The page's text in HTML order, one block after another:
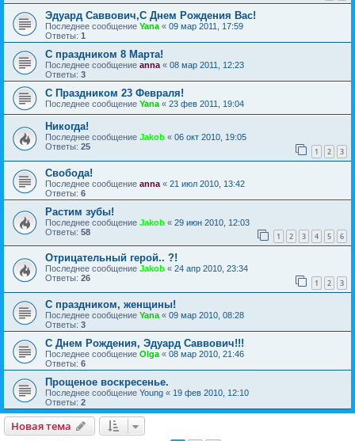
Эдуард Саввович,С Днем Рождения Вас!
Последнее сообщение Yana « 09 мар 2011, 17:59
Ответы: 1
С праздником 8 Марта!
Последнее сообщение anna « 08 мар 2011, 12:23
Ответы: 3
С Праздником 23 Февраля!
Последнее сообщение Yana « 23 фев 2011, 19:04
Никогда!
Последнее сообщение Jakob « 06 окт 2010, 19:05
Ответы: 25 1 2 3
Свобода!
Последнее сообщение anna « 21 июл 2010, 13:42
Ответы: 6
Растим зубы!
Последнее сообщение Jakob « 29 июн 2010, 12:03
Ответы: 58 1 2 3 4 5 6
Отрицательный герой.. ?!
Последнее сообщение Jakob « 24 апр 2010, 23:34
Ответы: 26 1 2 3
С праздником, женщины!
Последнее сообщение Yana « 09 мар 2010, 08:28
Ответы: 3
С Днем Рождения, Эдуард Саввович!!!
Последнее сообщение Olga « 08 мар 2010, 21:46
Ответы: 6
Прощеное воскресенье.
Последнее сообщение Young « 19 фев 2010, 12:10
Ответы: 2
Новая тема